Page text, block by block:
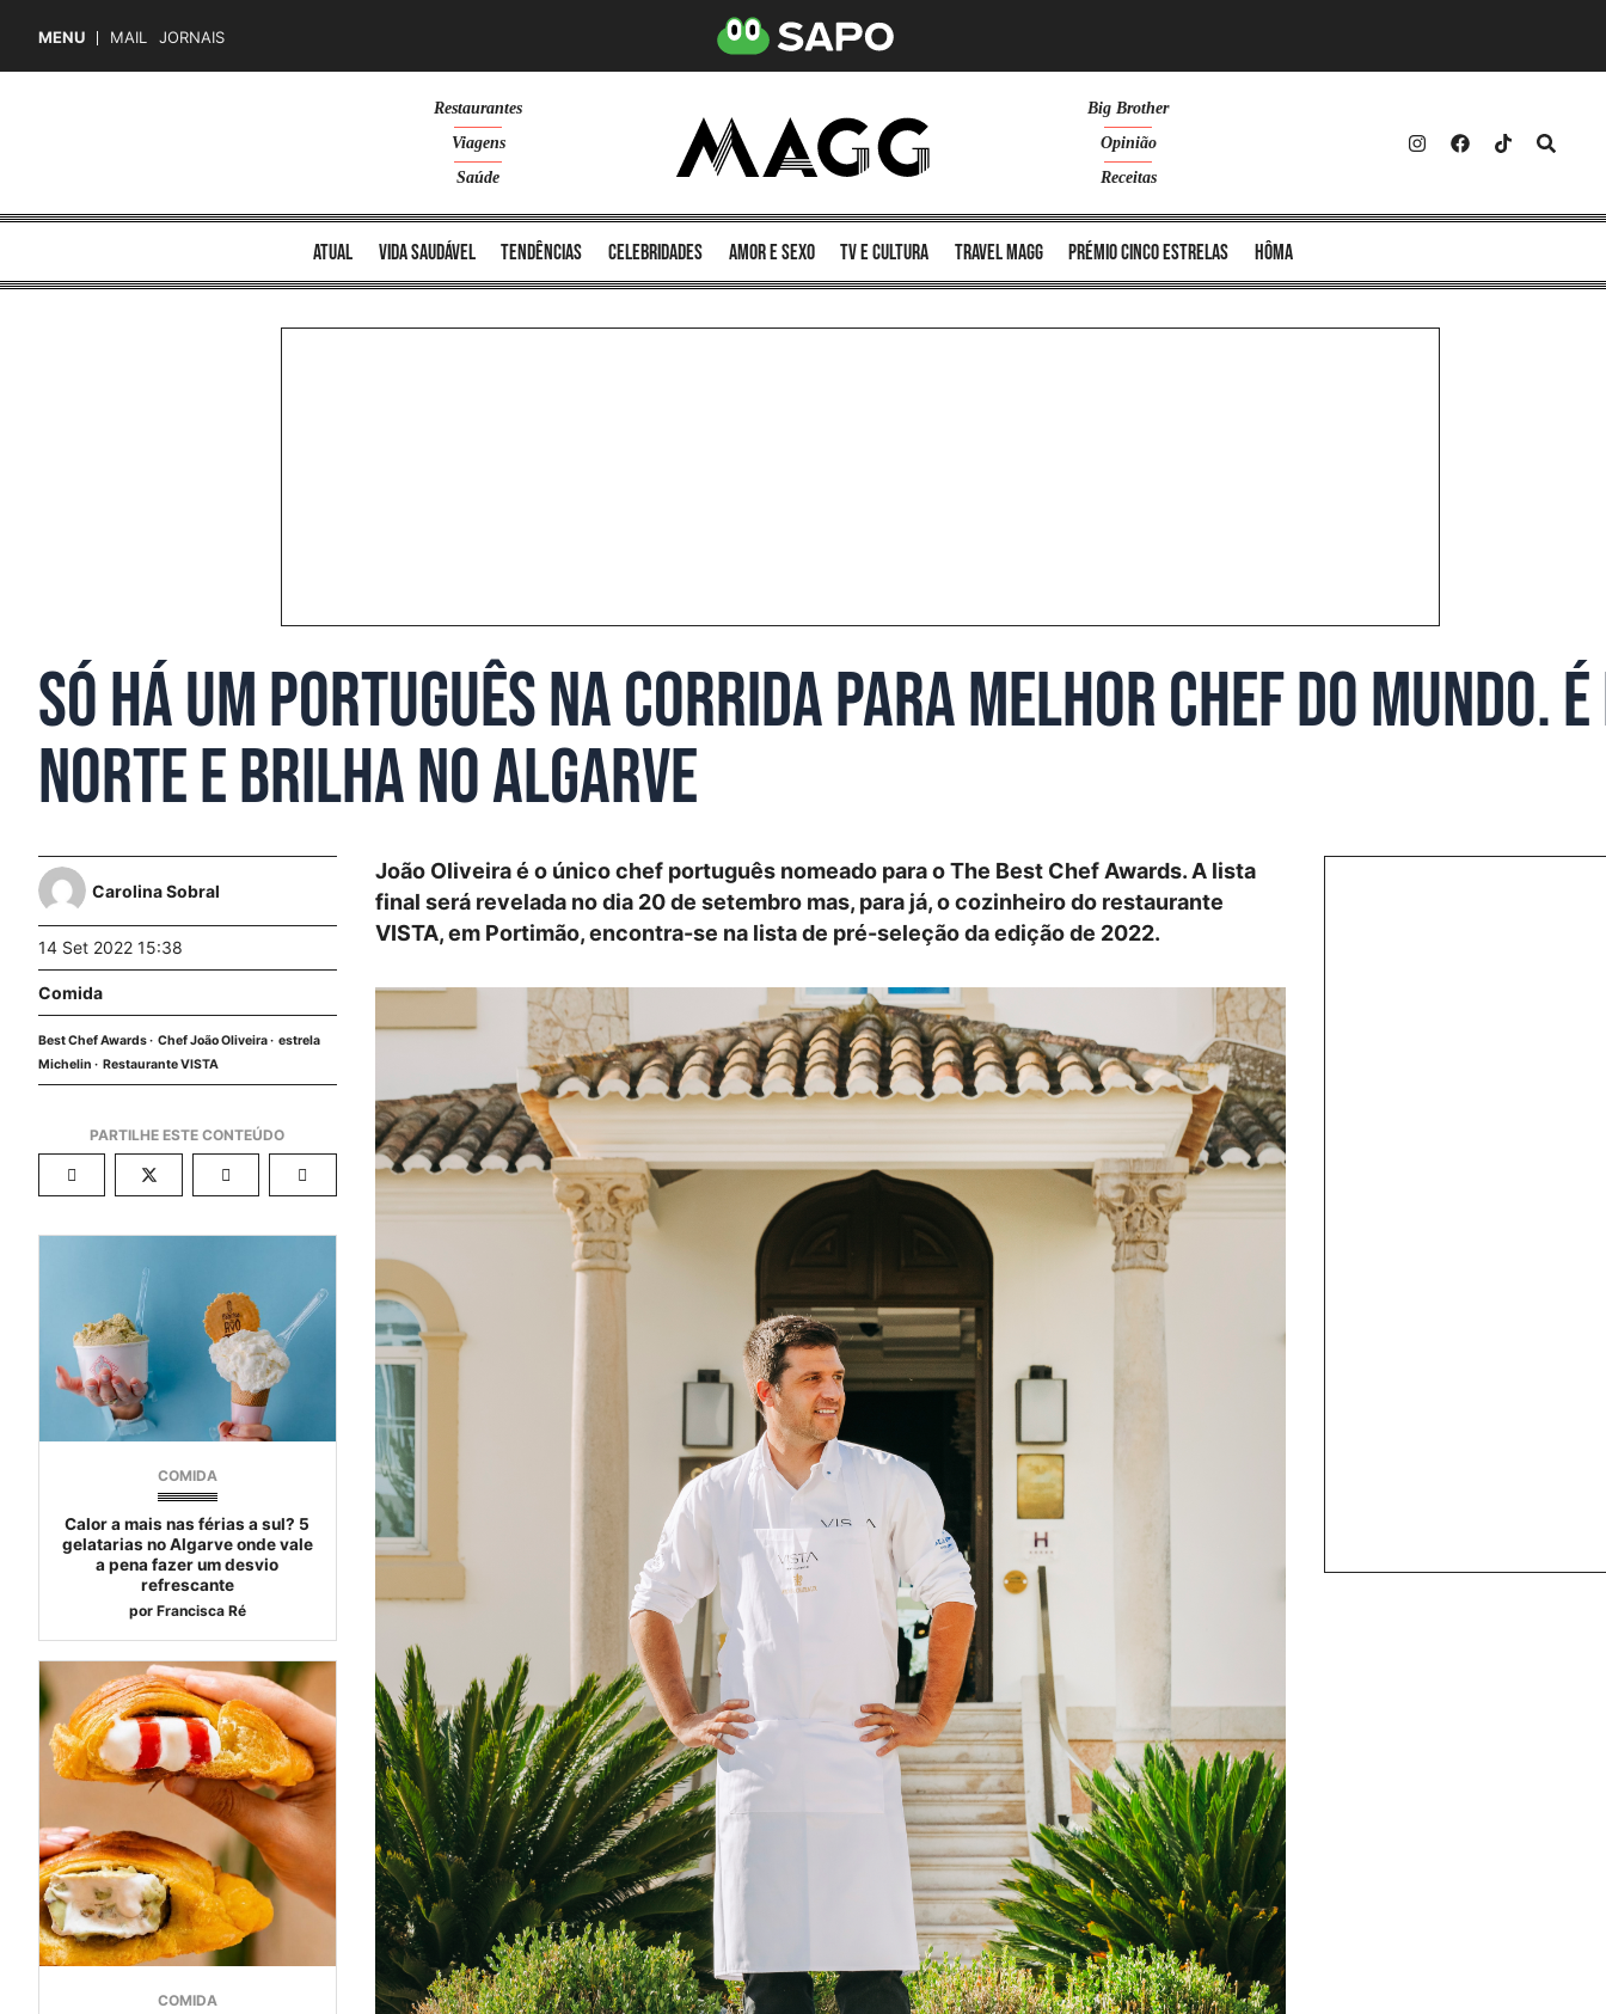
MENU MAIL JORNAIS
Restaurantes
Viagens
Saúde
Big Brother
Opinião
Receitas
atual vida saudável tendências celebridades amor e sexo TV e cultura Travel MAGG Prémio Cinco Estrelas Hôma
Só há um português na corrida para melhor chef do mundo. É
Norte e brilha no Algarve
Carolina Sobral
14 Set 2022 15:38
Comida
Best Chef Awards Chef João Oliveira
estrela
Michelin
Restaurante VISTA
COMIDA
Calor a mais nas férias a sul? 5
gelatarias no Algarve onde vale
a pena fazer um desvio
refrescante
por Francisca Ré
COMIDA
João Oliveira é o único chef português nomeado para o The Best Chef Awards. A lista
final será revelada no dia 20 de setembro mas, para já, o cozinheiro do restaurante
VISTA, em Portimão, encontra-se na lista de pré-seleção da edição de 2022.